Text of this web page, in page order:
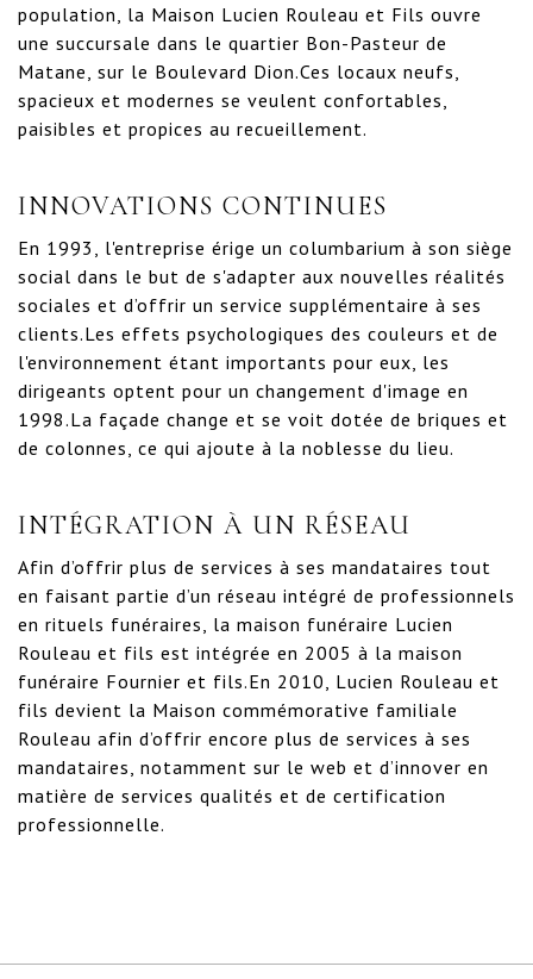
population, la Maison Lucien Rouleau et Fils ouvre
une succursale dans le quartier Bon-Pasteur de
Matane, sur le Boulevard Dion.Ces locaux neufs,
spacieux et modernes se veulent confortables,
paisibles et propices au recueillement.
INNOVATIONS CONTINUES
En 1993, l'entreprise érige un columbarium à son siège
social dans le but de s'adapter aux nouvelles réalités
sociales et d’offrir un service supplémentaire à ses
clients.Les effets psychologiques des couleurs et de
l'environnement étant importants pour eux, les
dirigeants optent pour un changement d'image en
1998.La façade change et se voit dotée de briques et
de colonnes, ce qui ajoute à la noblesse du lieu.
INTÉGRATION À UN RÉSEAU
Afin d’offrir plus de services à ses mandataires tout
en faisant partie d’un réseau intégré de professionnels
en rituels funéraires, la maison funéraire Lucien
Rouleau et fils est intégrée en 2005 à la maison
funéraire Fournier et fils.En 2010, Lucien Rouleau et
fils devient la Maison commémorative familiale
Rouleau afin d’offrir encore plus de services à ses
mandataires, notamment sur le web et d’innover en
matière de services qualités et de certification
professionnelle.